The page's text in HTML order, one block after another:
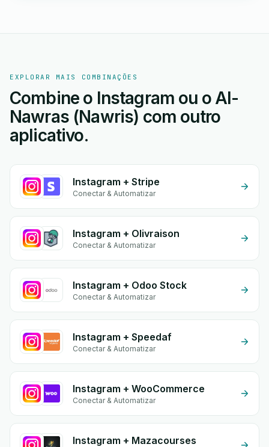
EXPLORAR MAIS COMBINAÇÕES
Combine o Instagram ou o Al-
Nawras (Nawris) com outro
aplicativo.
Instagram + Stripe
Conectar & Automatizar
Instagram + Olivraison
Conectar & Automatizar
Instagram + Odoo Stock
Conectar & Automatizar
Instagram + Speedaf
Conectar & Automatizar
Instagram + WooCommerce
Conectar & Automatizar
Instagram + Mazacourses